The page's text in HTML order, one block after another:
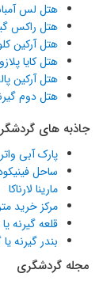
هتل لس
هتل راکس
هتل آرکین
هتل کایا
هتل آرکین
هتل دوم
جاذبه های
پارک آبی
ساحل
مارینا لارناکا
مرکز خرید
قلعه گیرنه یا
بندر گیرنه
مجله گردشگری